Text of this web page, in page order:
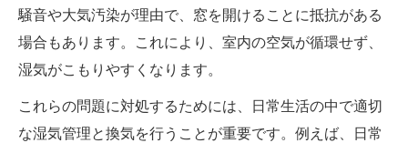
騒音や大気汚染が理由で、窓を開けることに抵抗がある
場合もあります。これにより、室内の空気が循環せず、
湿気がこもりやすくなります。
これらの問題に対処するためには、日常生活の中で適切
な湿気管理と換気を行うことが重要です。例えば、日常